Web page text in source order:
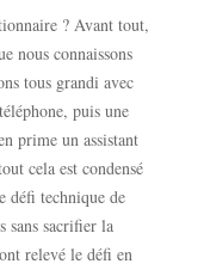
? Avant tout,
nous connaissons
tous grandi avec
puis une
prime un assistant
cela est condensé
défi technique de
sans sacrifier la
relevé le défi en